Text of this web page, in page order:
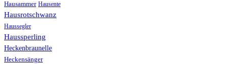
Hausammer Hausente
Hausrotschwanz
Haussegler
Haussperling
Heckenbraunelle
Heckensänger